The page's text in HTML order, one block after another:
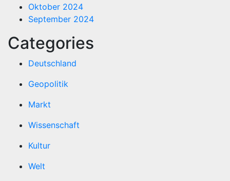
Oktober 2024
September 2024
Categories
Deutschland
Geopolitik
Markt
Wissenschaft
Kultur
Welt